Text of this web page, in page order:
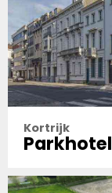
Kortrijk
Parkhotel